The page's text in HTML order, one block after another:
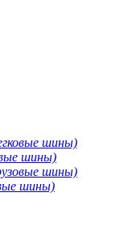
шины)
шины)
шины)
шины)